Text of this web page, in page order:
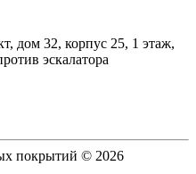
дом 32, корпус 25, 1 этаж,
эскалатора
покрытий © 2026